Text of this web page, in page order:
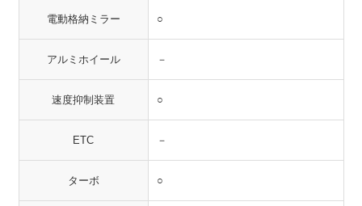
電動格納ミラー ○
アルミホイール －
速度抑制装置 ○
ETC －
ターボ ○